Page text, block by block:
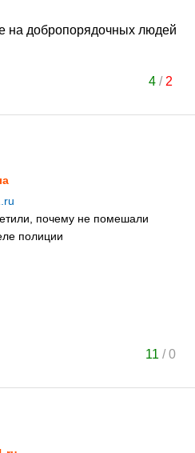
на добропорядочных людей
4/ 2
почему не помешали
полиции
11 /0